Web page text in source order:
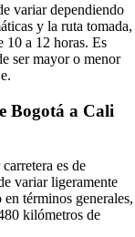
variar dependiendo
y la ruta tomada,
10 a 12 horas. Es
ser mayor o menor
Bogotá a Cali
es de
variar ligeramente
términos generales,
kilómetros de